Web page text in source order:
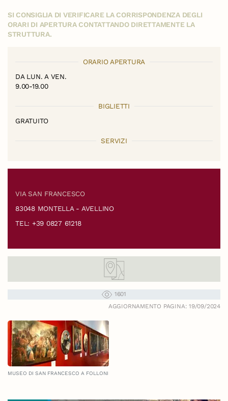
SI CONSIGLIA DI VERIFICARE LA CORRISPONDENZA DEGLI
ORARI DI APERTURA CONTATTANDO DIRETTAMENTE LA
STRUTTURA.
ORARIO APERTURA
DA LUN. A VEN.
9.00-19.00
BIGLIETTI
GRATUITO
SERVIZI
VIA SAN FRANCESCO
83048 MONTELLA - AVELLINO
TEL: +39 0827 61218
1601
AGGIORNAMENTO PAGINA: 19/09/2024
MUSEO DI SAN FRANCESCO A FOLLONI